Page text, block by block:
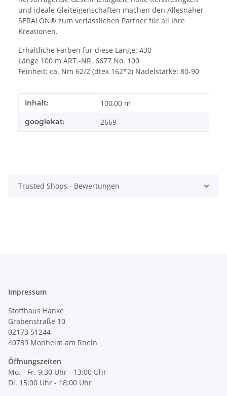
und ideale Gleiteigenschaften machen den Allesnäher
SERALON® zum verlässlichen Partner für all Ihre
Kreationen.
Erhältliche Farben für diese Länge: 430
Länge 100 m ART.-NR. 6677 No. 100
Feinheit: ca. Nm 62/2 (dtex 162*2) Nadelstärke: 80-90
Produkteigenschaft
Wert
Inhalt: 100,00 m
googlekat: 2669
Trusted Shops - Bewertungen
Impressum
Stoffhaus Hanke
Grabenstraße 10
02173 51244
40789 Monheim am Rhein
Öffnungszeiten
Mo. - Fr. 9:30 Uhr - 13:00 Uhr
Di. 15:00 Uhr - 18:00 Uhr